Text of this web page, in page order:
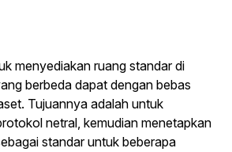
menyediakan ruang standar di
berbeda dapat dengan bebas
Tujuannya adalah untuk
netral, kemudian menetapkan
standar untuk beberapa